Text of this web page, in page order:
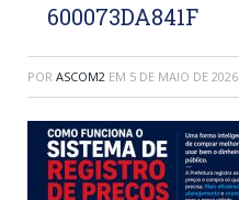
600073DA841F
POR ASCOM2 EM 5 DE MAIO DE 2026